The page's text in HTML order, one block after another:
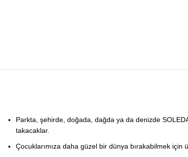
Parkta, şehirde, doğada, dağda ya da denizde
takacaklar.
Çocuklarımıza daha güzel bir dünya bırakabilmek